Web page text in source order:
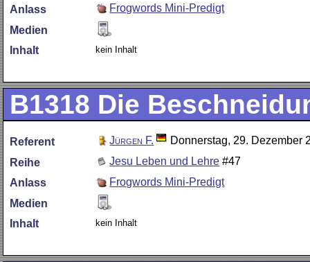
Anlass
Frogwords Mini-Predigt
Medien
Inhalt
kein Inhalt
B1318 Die
Referent Jürgen F.
Donnerstag, 29. Dezember
Reihe
Jesu Leben und Lehre #47
Anlass
Frogwords Mini-Predigt
Medien
Inhalt
kein Inhalt